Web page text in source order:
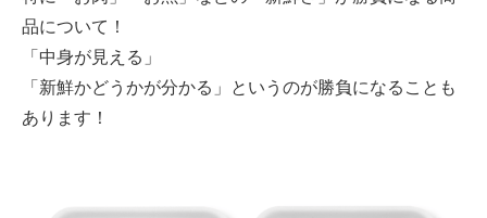
品について！
「中身が見える」
「新鮮かどうかが分かる」というのが勝負になることも
あります！